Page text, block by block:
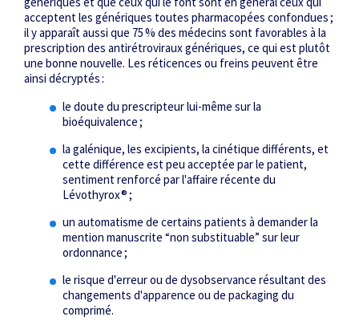
acceptent les génériques toutes pharmacopées confondues ;
il y apparaît aussi que 75 % des médecins sont favorables à la
prescription des antirétroviraux génériques, ce qui est plutôt
une bonne nouvelle. Les réticences ou freins peuvent être
ainsi décryptés :
le doute du prescripteur lui-même sur la
bioéquivalence ;
la galénique, les excipients, la cinétique différents, et
cette différence est peu acceptée par le patient,
sentiment renforcé par l'affaire récente du
Lévothyrox® ;
un automatisme de certains patients à demander la
mention manuscrite “non substituable” sur leur
ordonnance ;
le risque d'erreur ou de dysobservance résultant des
changements d'apparence ou de packaging du
comprimé.